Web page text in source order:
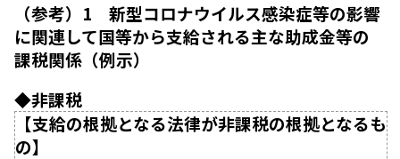
（参考）1 新型コロナウイルス感染症等の影響
に関連して国等から支給される主な助成金等の
課税関係（例示）
◆非課税
【支給の根拠となる法律が非課税の根拠となるも
の】